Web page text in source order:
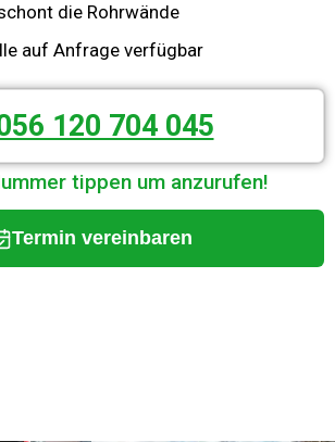
die Rohrwände
auf Anfrage verfügbar
120 704 045
tippen um anzurufen!
Termin vereinbaren